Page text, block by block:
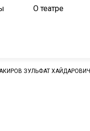
О театре
ЗУЛЬФАТ ХАЙДАРОВИЧ